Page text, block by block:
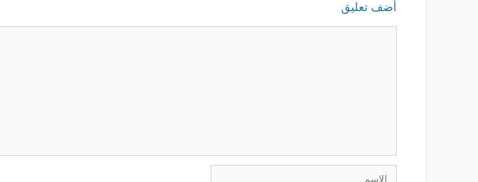
أضف تعليق
الاسم